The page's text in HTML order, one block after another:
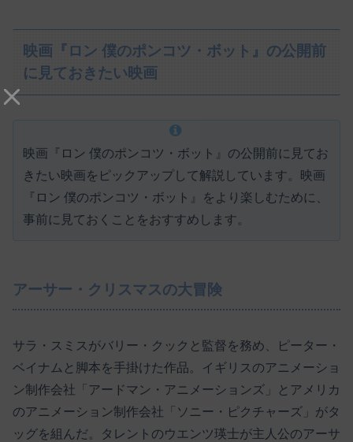
映画『ロン 僕のポンコツ・ボット』の公開前
に見ておきたい映画
映画『ロン 僕のポンコツ・ボット』の公開前に見てお
きたい映画をピックアップして解説しています。映画
『ロン 僕のポンコツ・ボット』をより楽しむために、
事前に見ておくことをおすすめします。
アーサー・クリスマスの大冒険
サラ・スミスがバリー・クックと監督を務め、ピーター・
ベイナムと脚本を手掛けた作品。イギリスのアニメーショ
ン制作会社「アードマン・アニメーションズ」とアメリカ
のアニメーション制作会社「ソニー・ピクチャーズ」がタ
ッグを組んだ。タレントのウエンツ瑛士が主人公のアーサ